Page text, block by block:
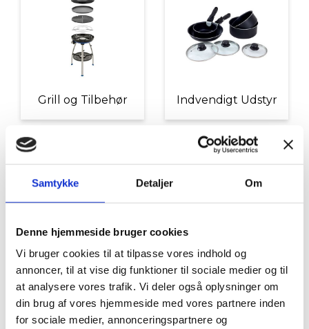
Samtykke Detaljer Om
Denne hjemmeside bruger cookies
Vi bruger cookies til at tilpasse vores indhold og
annoncer, til at vise dig funktioner til sociale medier og til
at analysere vores trafik. Vi deler også oplysninger om
din brug af vores hjemmeside med vores partnere inden
for sociale medier, annonceringspartnere og
Grill og Tilbehør Indvendigt Udstyr
Udvendigt Udstyr Camp System